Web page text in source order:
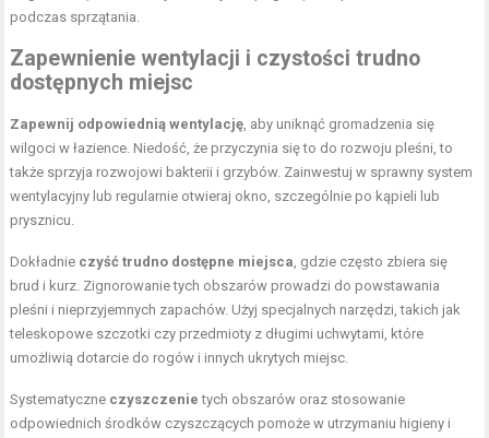
podczas sprzątania.
Zapewnienie wentylacji i czystości trudno
dostępnych miejsc
Zapewnij odpowiednią wentylację, aby uniknąć gromadzenia się
wilgoci w łazience. Niedość, że przyczynia się to do rozwoju pleśni, to
także sprzyja rozwojowi bakterii i grzybów. Zainwestuj w sprawny system
wentylacyjny lub regularnie otwieraj okno, szczególnie po kąpieli lub
prysznicu.
Dokładnie czyść trudno dostępne miejsca, gdzie często zbiera się
brud i kurz. Zignorowanie tych obszarów prowadzi do powstawania
pleśni i nieprzyjemnych zapachów. Użyj specjalnych narzędzi, takich jak
teleskopowe szczotki czy przedmioty z długimi uchwytami, które
umożliwią dotarcie do rogów i innych ukrytych miejsc.
Systematyczne czyszczenie tych obszarów oraz stosowanie
odpowiednich środków czyszczących pomoże w utrzymaniu higieny i